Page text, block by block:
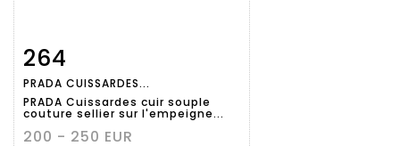
Fiche
détaillée
264
PRADA CUISSARDES...
PRADA Cuissardes cuir souple
couture sellier sur l'empeigne...
200 - 250 EUR